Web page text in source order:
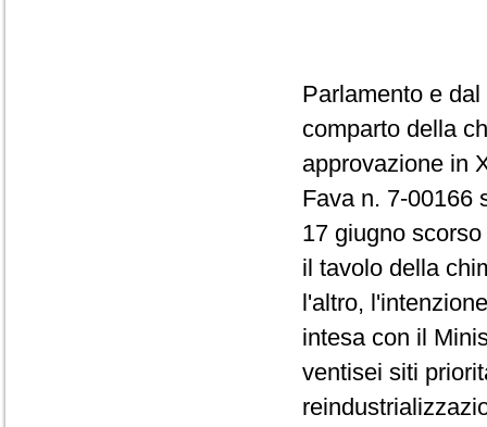
Parlamento e
comparto della
approvazione in
Fava n. 7-00166
17 giugno
il tavolo della
l'altro,
intesa con il
ventisei siti